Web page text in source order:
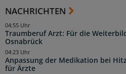
NACHRICHTEN
Traumberuf Arzt: Für die
Osnabrück
04:55 Uhr
Anpassung der Medikation bei
für Ärzte
04:23 Uhr